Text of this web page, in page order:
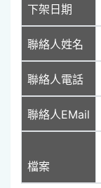
下架日期
聯絡人姓名
聯絡人電話
聯絡人EMail
檔案